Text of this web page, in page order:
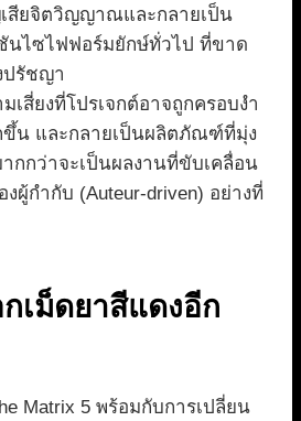
สียจิตวิญญาณและกลายเป็น
นไซไฟฟอร์มยักษ์ทั่วไป ที่ขาด
ปรัชญา
เสี่ยงที่โปรเจกต์อาจถูกครอบงำ
ขึ้น และกลายเป็นผลิตภัณฑ์ที่มุ่ง
กกว่าจะเป็นผลงานที่ขับเคลื่อน
ผู้กำกับ (Auteur-driven) อย่างที่
เม็ดยาสีแดงอีก
Matrix 5 พร้อมกับการเปลี่ยน